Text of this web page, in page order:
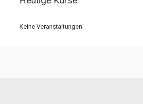
Keine Veranstaltungen